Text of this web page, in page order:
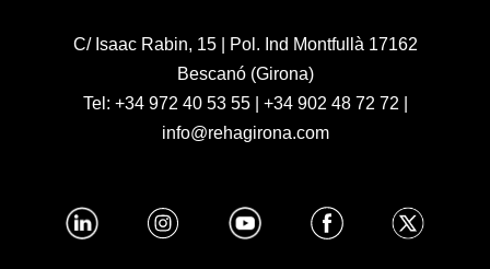
C/ Isaac Rabin, 15 | Pol. Ind Montfullà 17162
Bescanó (Girona)
Tel: +34 972 40 53 55| +34 902 48 72 72
info@rehagirona.com